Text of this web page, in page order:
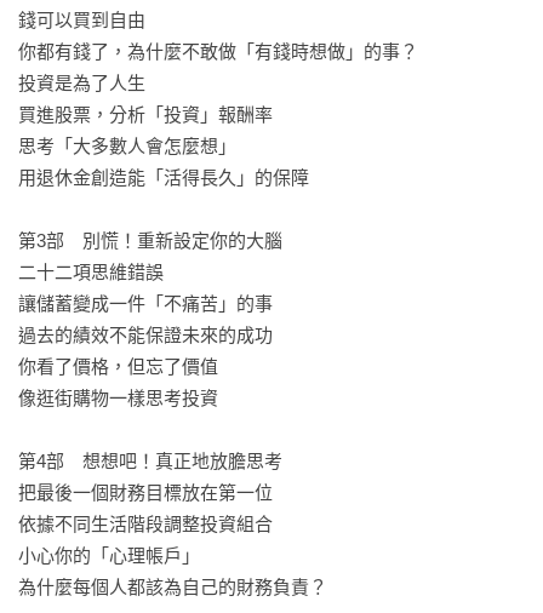
錢可以買到自由
你都有錢了，為什麼不敢做「有錢時想做」的事？
投資是為了人生
買進股票，分析「投資」報酬率
思考「大多數人會怎麼想」
用退休金創造能「活得長久」的保障
第3部 別慌！重新設定你的大腦
二十二項思維錯誤
讓儲蓄變成一件「不痛苦」的事
過去的績效不能保證未來的成功
你看了價格，但忘了價值
像逛街購物一樣思考投資
第4部 想想吧！真正地放膽思考
把最後一個財務目標放在第一位
依據不同生活階段調整投資組合
小心你的「心理帳戶」
為什麼每個人都該為自己的財務負責？